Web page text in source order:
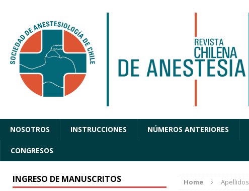
NOSOTROS INSTRUCCIONES NÚMEROS ANTERIORES
CONGRESOS
Home Apellidos
INGRESO DE MANUSCRITOS